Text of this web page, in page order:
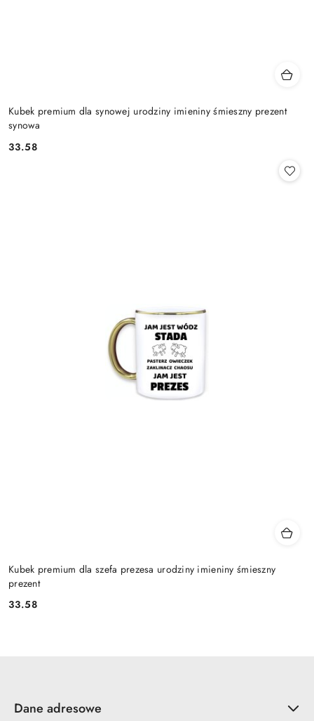
Kubek premium dla synowej urodziny imieniny śmieszny prezent
synowa
Cena:
33.58
Kubek premium dla szefa prezesa urodziny imieniny śmieszny
prezent
Cena:
33.58
Dane adresowe